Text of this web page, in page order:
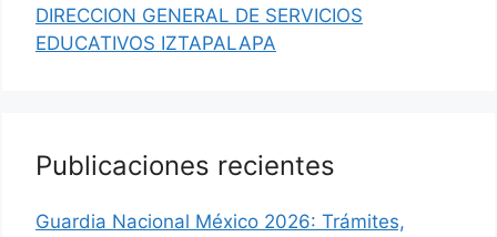
DIRECCION GENERAL DE SERVICIOS
EDUCATIVOS IZTAPALAPA
Publicaciones recientes
Guardia Nacional México 2026: Trámites,